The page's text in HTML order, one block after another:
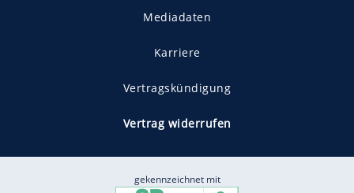
Mediadaten
Karriere
Vertragskündigung
Vertrag widerrufen
gekennzeichnet mit